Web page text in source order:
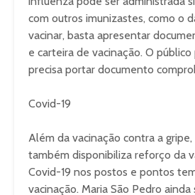
com outros imunizastes, como o
vacinar, basta apresentar
e carteira de vacinação. O
precisa portar documento
Covid-19
Além da vacinação contra a
também disponibiliza reforço da
Covid-19 nos postos e pontos
vacinação. Maria São Pedro